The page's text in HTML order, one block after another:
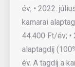
év; • 2022.
kamarai
44.400 Ft/év; •
alaptagdíj
év. A tagdíj a